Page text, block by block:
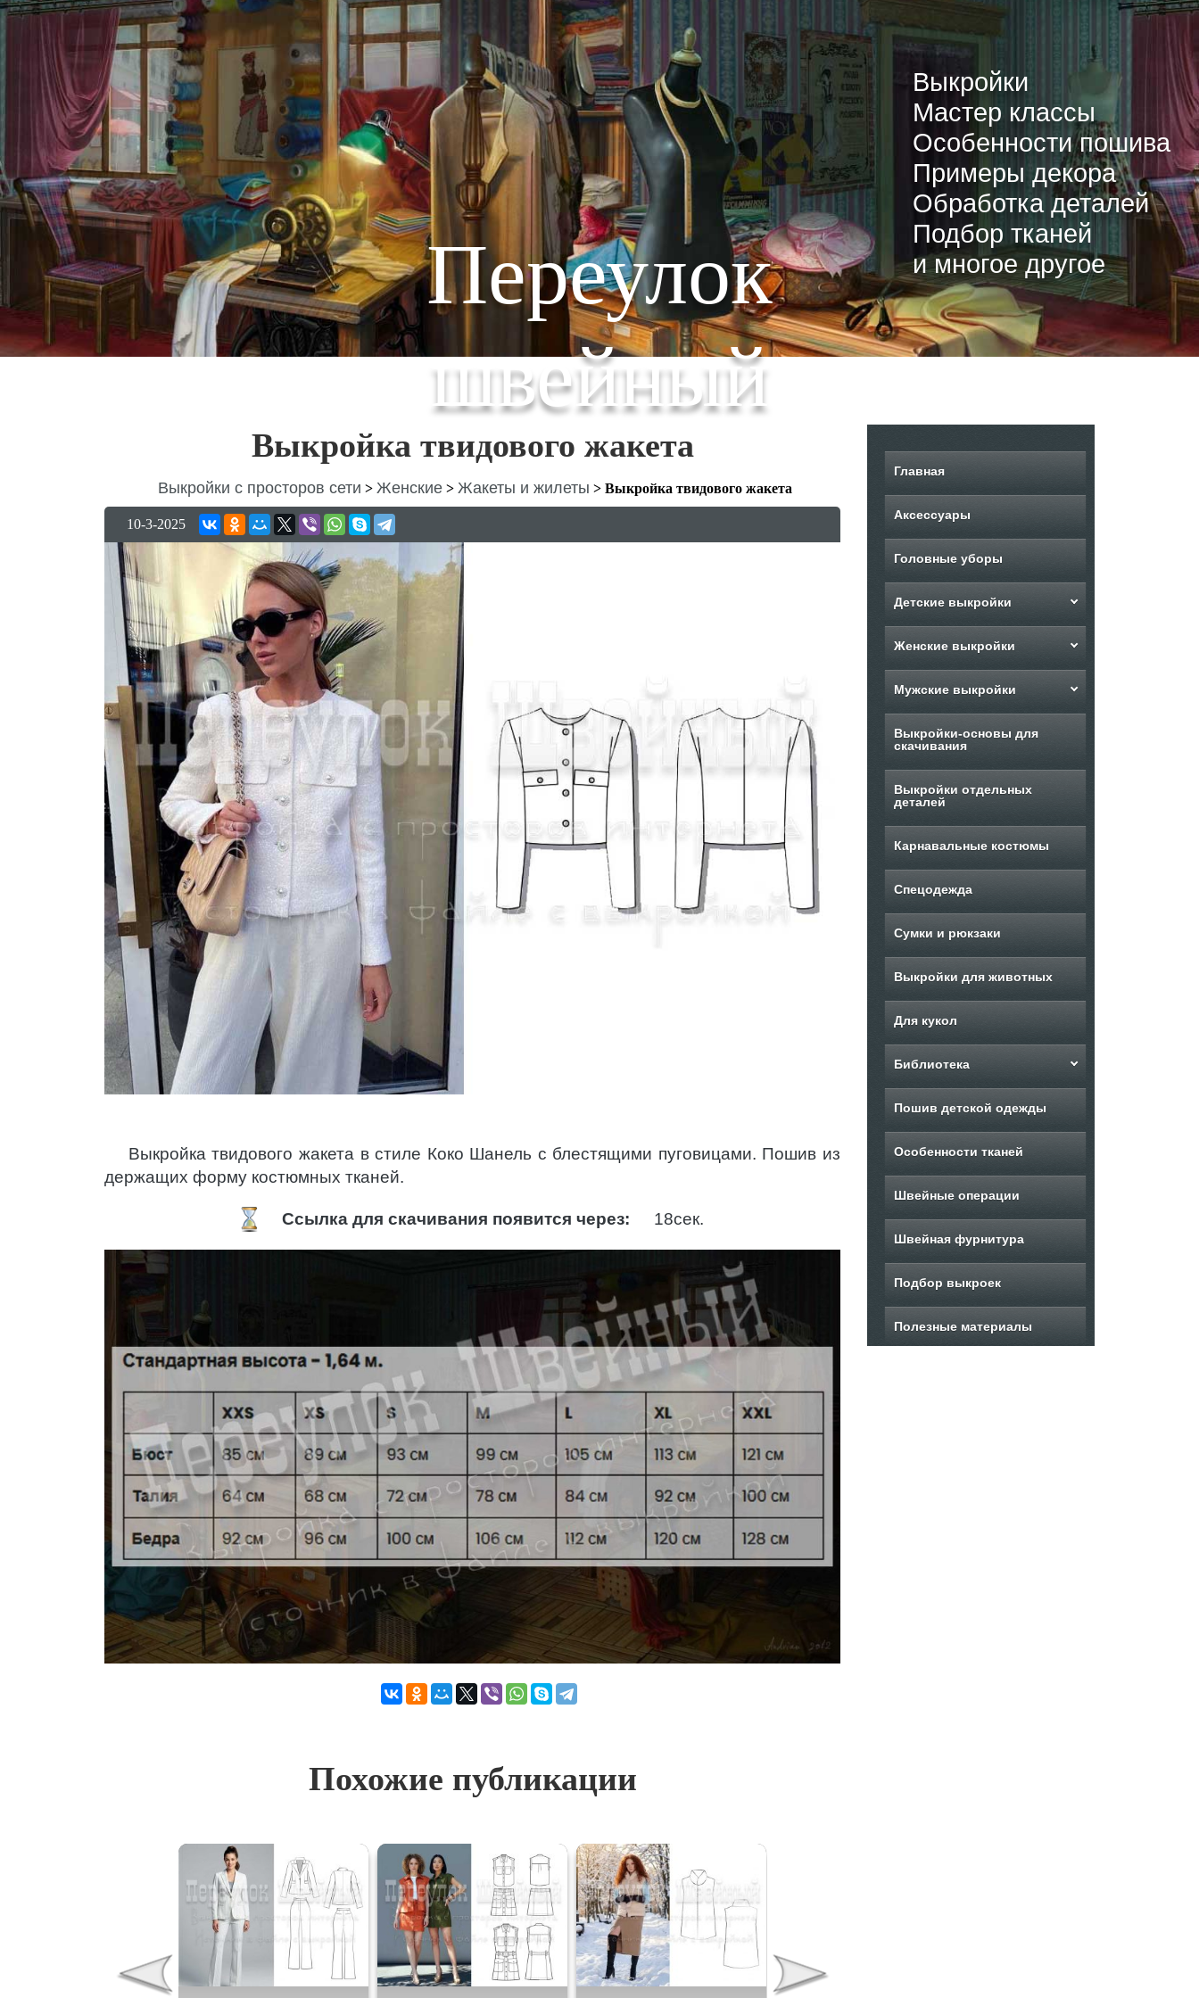
Переулок
швейный
Выкройки
Мастер классы
Особенности пошива
Примеры декора
Обработка деталей
Подбор тканей
и многое другое
Выкройка твидового жакета
Выкройки с просторов сети > Женские > Жакеты и жилеты > Выкройка твидового жакета
10-3-2025
Выкройка твидового жакета в стиле Коко Шанель с блестящими пуговицами. Пошив из
держащих форму костюмных тканей.
Ссылка для скачивания появится через: 17сек.
Похожие публикации
Главная
Аксессуары
Головные уборы
Детские выкройки
Женские выкройки
Мужские выкройки
Выкройки-основы для
скачивания
Выкройки отдельных
деталей
Карнавальные костюмы
Спецодежда
Сумки и рюкзаки
Выкройки для животных
Для кукол
Библиотека
Пошив детской одежды
Особенности тканей
Швейные операции
Швейная фурнитура
Подбор выкроек
Полезные материалы